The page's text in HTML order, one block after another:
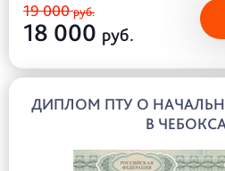
19 000руб.
18 000 руб.
ДИПЛОМ ПТУ О
В